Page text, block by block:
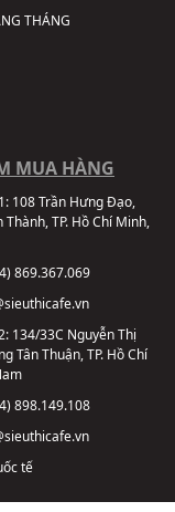
THÁNG
MUA HÀNG
108 Trần Hưng Đạo,
Thành, TP. Hồ Chí Minh,
869.367.069
134/33C Nguyễn Thị
Tân Thuận, TP. Hồ Chí
898.149.108
tế